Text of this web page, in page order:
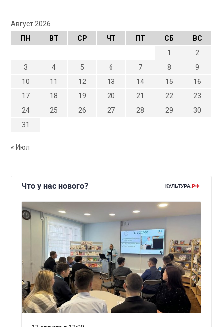
Август 2026
ПН
ВТ СР ЧТ ПТ СБ
ВС
1
2
3
4 5 6 7 8
9
10
11 12 13 14 15
16
17
18 19 20 21 22
23
24
25 26 27 28 29
30
31
« Июл